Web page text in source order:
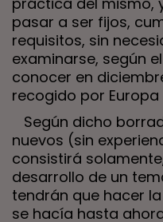
pasar a ser fijos,
requisitos, sin
examinarse, según
conocer en
recogido por Europa
Según dicho
nuevos (sin
consistirá
desarrollo de un
tendrán que hacer
se hacía hasta